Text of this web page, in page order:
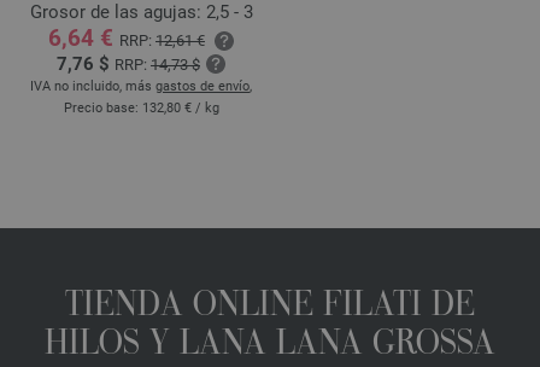
Grosor de las agujas: 2,5 - 3
6,64 € RRP: 12,61 €
7,76 $ RRP: 14,73 $
IVA no incluido, más gastos de envío,
Precio base: 132,80 € / kg
TIENDA ONLINE FILATI DE
HILOS Y LANA LANA GROSSA